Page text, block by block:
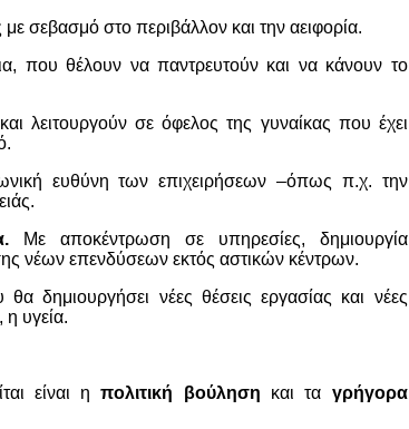
σεβασμό στο περιβάλλον και την αειφορία.
που θέλουν να παντρευτούν και να κάνουν το
λειτουργούν σε όφελος της γυναίκας που έχει
ευθύνη των επιχειρήσεων –όπως π.χ. την
Με αποκέντρωση σε υπηρεσίες, δημιουργία
νέων επενδύσεων εκτός αστικών κέντρων.
νέες θέσεις εργασίας και νέες
η υγεία.
είναι ηπολιτική βούληση και τα γρήγορα